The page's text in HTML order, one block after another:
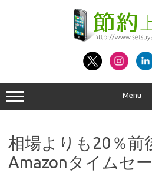
Menu
相場よりも20％前
Amazonタイムセ